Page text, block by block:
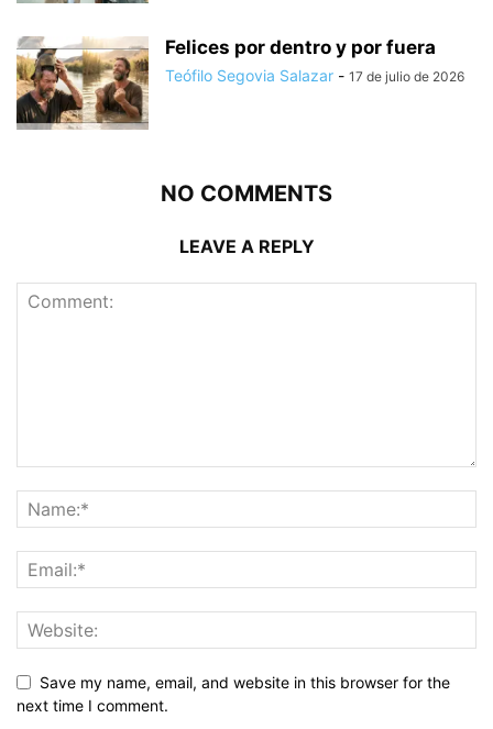
Felices por dentro y por fuera
Teófilo Segovia Salazar - 17 de julio de 2026
NO COMMENTS
LEAVE A REPLY
Save my name, email, and website in this browser for the
next time I comment.